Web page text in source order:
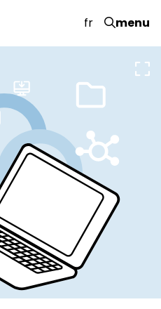
fr menu